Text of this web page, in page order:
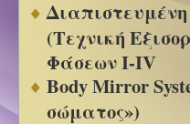
Διαπιστευμένη
(Τεχνική
Φάσεων I-IV
Body Mirror
σώματος»)